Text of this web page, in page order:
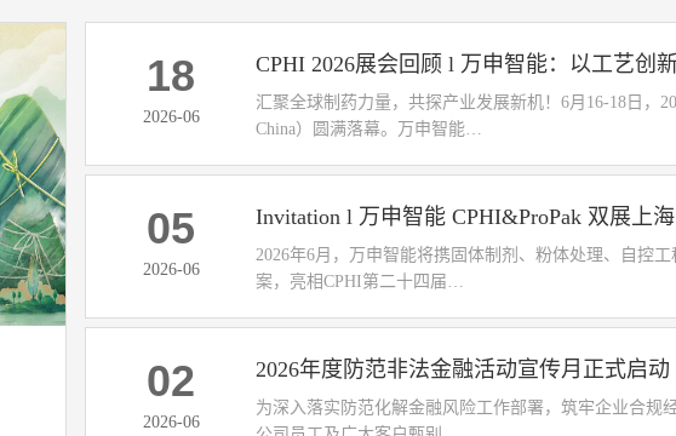
局部净化设备，避免粉尘、试剂的交叉污染
适用于粉体与粉体、颗粒
加少量液
适用于膏霜乳液、医药软膏、日化膏剂及各类膏状
乳化食品的规模化生产
适用于纳米级物料
18
2026-06
汇聚全球制药力量，共探产业发展新机！6月16-18日，
China）圆满落幕。万申智能…
05
2026-06
Invitation l 万申智能 CPHI&ProPak 双展上海
2026年6月，万申智能将携固体制剂、粉体处理、自控
案，亮相CPHI第二十四届…
02
2026-06
2026年度防范非法金融活动宣传月正式启动
为深入落实防范化解金融风险工作部署，筑牢企业合规